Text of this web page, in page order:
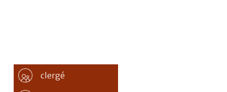
clergé